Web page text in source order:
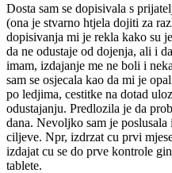
Dosta sam se dopisivala s
(ona je stvarno htjela dojiti za
dopisivanja mi je rekla kako su
da ne odustaje od dojenja, ali i
imam, izdajanje me ne boli i
sam se osjecala kao da mi je
po ledjima, cestitke na dotad
odustajanju. Predlozila je da
dana. Nevoljko sam je
ciljeve. Npr, izdrzat cu prvi
izdajat cu se do prve kontrole
tablete.